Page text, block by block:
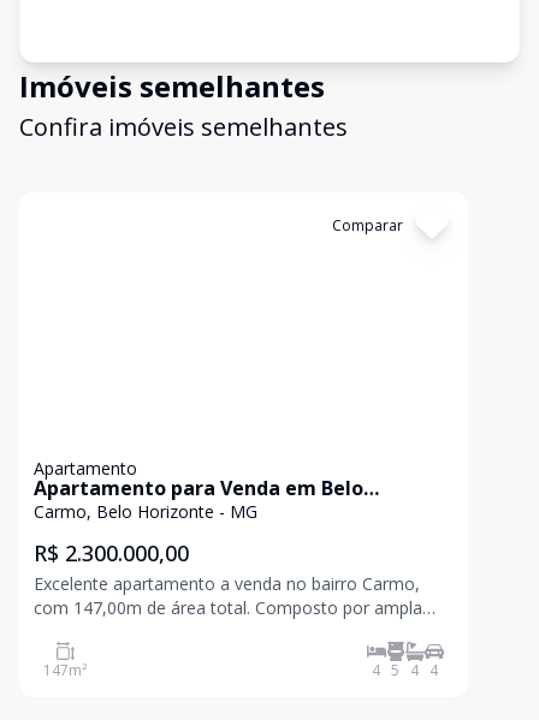
Imóveis semelhantes
Confira imóveis semelhantes
Comparar
Apartamento
Apartamento para Venda em Belo
Horizonte / MG no bairro Carmo
Carmo, Belo Horizonte - MG
R$ 2.300.000,00
Excelente apartamento a venda no bairro Carmo,
com 147,00m de área total. Composto por ampla
box e armários, cozinha revestida com bancada em
granito e armários planejados, área de serviço e
147m² 4 5 4 4